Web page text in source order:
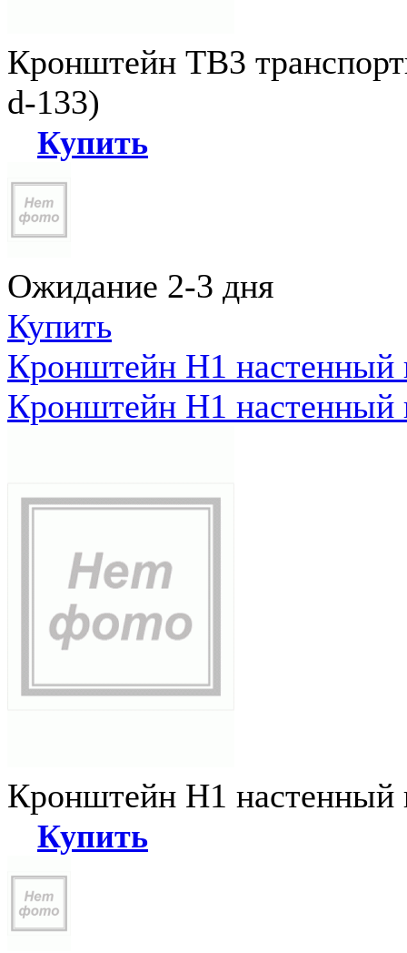
Кронштейн ТВ3
d-133)
Купить
Ожидание 2-3 дня
Купить
Кронштейн Н1
Кронштейн Н1
Кронштейн Н1
Купить